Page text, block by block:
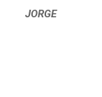
JORGE